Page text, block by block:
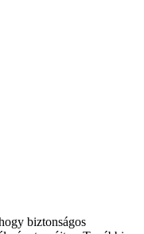
biztonságos